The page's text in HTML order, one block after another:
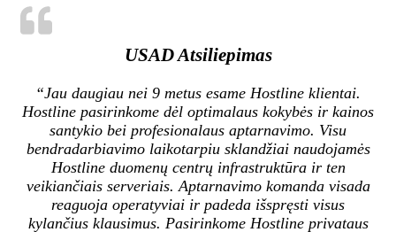
USAD Atsiliepimas
“Jau daugiau nei 9 metus esame Hostline klientai.
Hostline pasirinkome dėl optimalaus kokybės ir kainos
santykio bei profesionalaus aptarnavimo. Visu
bendradarbiavimo laikotarpiu sklandžiai naudojamės
Hostline duomenų centrų infrastruktūra ir ten
veikiančiais serveriais. Aptarnavimo komanda visada
reaguoja operatyviai ir padeda išspręsti visus
kylančius klausimus. Pasirinkome Hostline privataus